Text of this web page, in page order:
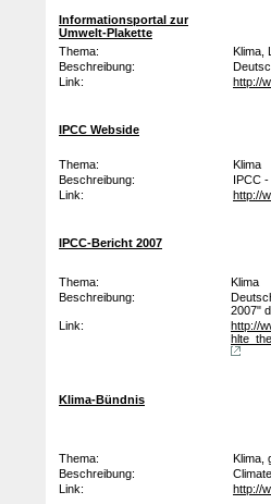
Informationsportal zur
Umwelt-Plakette
Thema:
Klima,
Beschreibung:
Link:
http://
IPCC Webside
Thema:
Klima
Beschreibung:
IPCC
Link:
http://
IPCC-Bericht 2007
Thema:
Klima
Beschreibung:
2007"
Link:
http://
Klima-Bündnis
Thema:
Klima,
Beschreibung:
Link:
http://